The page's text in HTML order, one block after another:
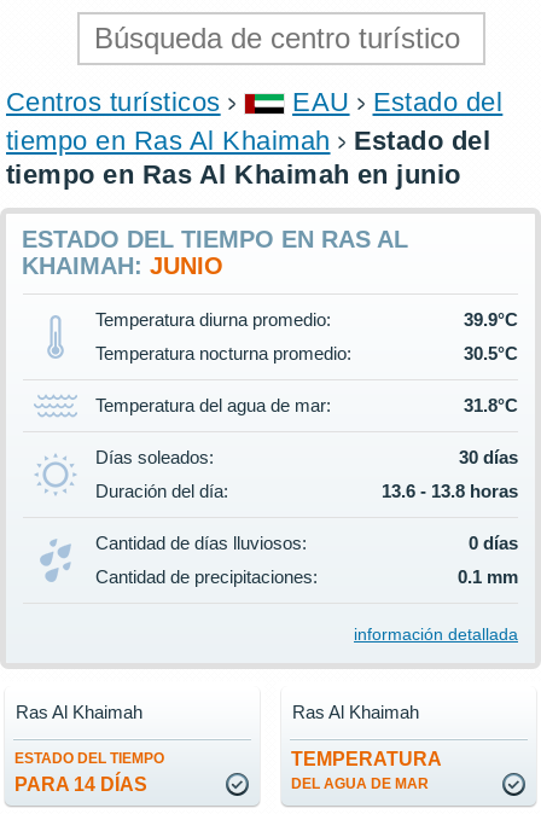
Centros turísticos EAU
Estado del
tiempo en Ras Al Khaimah
Estado del
tiempo en Ras Al Khaimah en junio
ESTADO DEL TIEMPO EN RAS AL
KHAIMAH: JUNIO
Temperatura diurna promedio:
39.9°C
Temperatura nocturna promedio:
30.5°C
Temperatura del agua de mar: 31.8°C
Días soleados:
30 días
Duración del día:
13.6 - 13.8 horas
Cantidad de días lluviosos:
0 días
Cantidad de precipitaciones:
0.1 mm
información detallada
ESTADO DEL TIEMPO
PARA 14 DÍAS
Ras Al Khaimah
TEMPERATURA
DEL AGUA DE MAR
Ras Al Khaimah